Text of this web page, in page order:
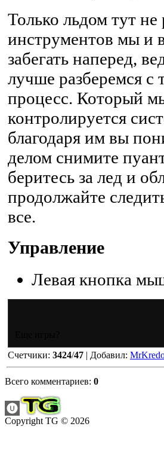
Только льдом тут
инструментов мы и
забегать наперед,
лучше разберемся с
процесс. Который
контролируется
благодаря им вы
делом снимите
беритесь за лед и
продолжайте
все.
Управление
Левая кнопка
Счетчики: 3424/47 | Добавил:
Всего комментариев: 0
Copyright TG © 2026